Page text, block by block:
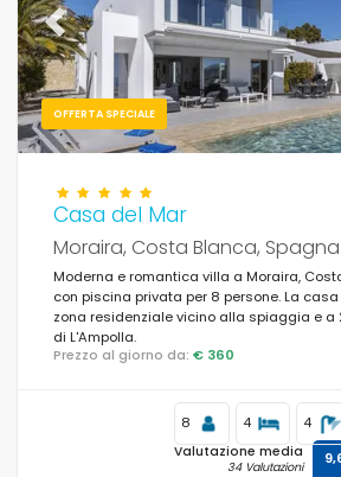
OFFERTA SPECIALE
Previous
Casa del Mar
Moraira, Costa Blanca, Spagna
Moderna e romantica villa a Moraira,
con piscina privata per 8 persone. La
zona residenziale vicino alla spiaggia e a
di L'Ampolla.
Prezzo al giorno da: € 360
8 4 4
Valutazione media
34 Valutazioni